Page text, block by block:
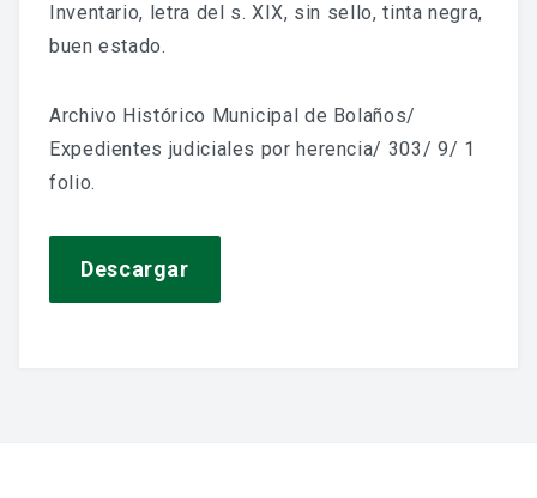
DIFUSIÓN
Jornadas De Historia Local
Memorias Vivas
Inventario, letra del s. XIX, sin sello, tinta negra,
buen estado.
Archivo Histórico Municipal de Bolaños/
Expedientes judiciales por herencia/ 303/ 9/ 1
folio.
Descargar